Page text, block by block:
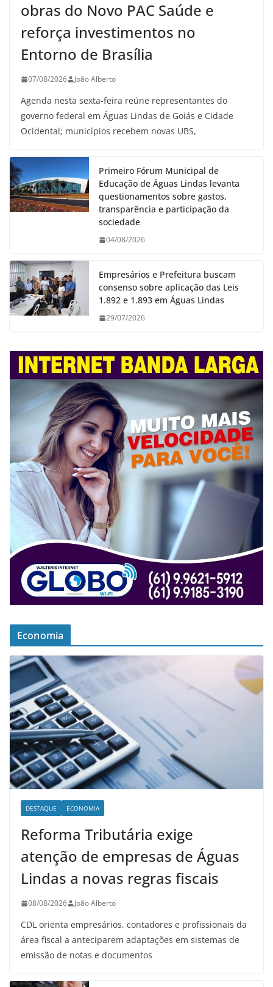
obras do Novo PAC Saúde e
reforça investimentos no
Entorno de Brasília
07/08/2026 João Alberto
Agenda nesta sexta-feira reúne representantes do
governo federal em Águas Lindas de Goiás e Cidade
Ocidental; municípios recebem novas UBS,
Primeiro Fórum Municipal de
Educação de Águas Lindas levanta
questionamentos sobre gastos,
transparência e participação da
sociedade
04/08/2026
Empresários e Prefeitura buscam
consenso sobre aplicação das Leis
1.892 e 1.893 em Águas Lindas
29/07/2026
Economia
DESTAQUE ECONOMIA
Reforma Tributária exige
atenção de empresas de Águas
Lindas a novas regras fiscais
08/08/2026 João Alberto
CDL orienta empresários, contadores e profissionais da
área fiscal a anteciparem adaptações em sistemas de
emissão de notas e documentos